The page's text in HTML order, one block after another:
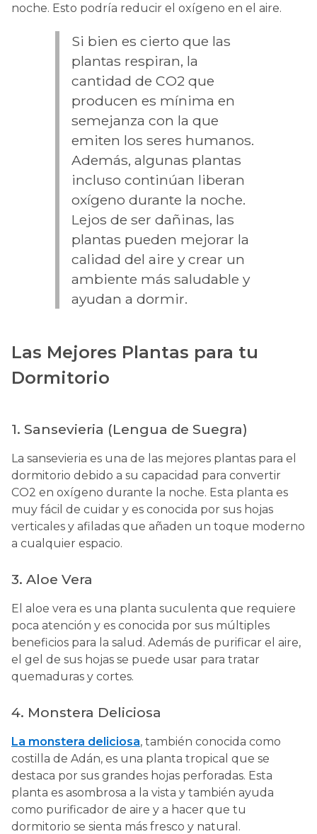
noche. Esto podría reducir el oxígeno en el aire.
Si bien es cierto que las
plantas respiran, la
cantidad de CO2 que
producen es mínima en
semejanza con la que
emiten los seres humanos.
Además, algunas plantas
incluso continúan liberan
oxígeno durante la noche.
Lejos de ser dañinas, las
plantas pueden mejorar la
calidad del aire y crear un
ambiente más saludable y
ayudan a dormir.
Las Mejores Plantas para tu
Dormitorio
1. Sansevieria (Lengua de Suegra)
La sansevieria es una de las mejores plantas para el
dormitorio debido a su capacidad para convertir
CO2 en oxígeno durante la noche. Esta planta es
muy fácil de cuidar y es conocida por sus hojas
verticales y afiladas que añaden un toque moderno
a cualquier espacio.
3. Aloe Vera
El aloe vera es una planta suculenta que requiere
poca atención y es conocida por sus múltiples
beneficios para la salud. Además de purificar el aire,
el gel de sus hojas se puede usar para tratar
quemaduras y cortes.
4. Monstera Deliciosa
La monstera deliciosa, también conocida como
costilla de Adán, es una planta tropical que se
destaca por sus grandes hojas perforadas. Esta
planta es asombrosa a la vista y también ayuda
como purificador de aire y a hacer que tu
dormitorio se sienta más fresco y natural.